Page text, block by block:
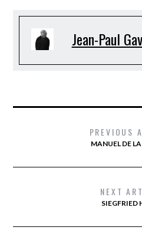
Jean-Paul
PREVIOUS
MANUEL DE
NEXT
SIEGFRIED